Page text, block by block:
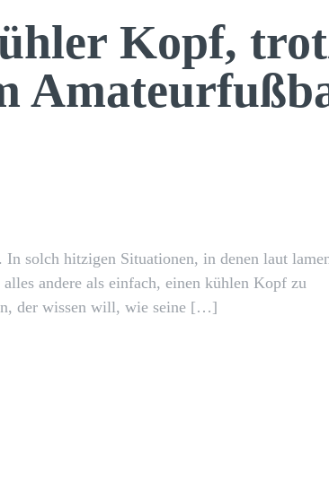
Kopf,
solch hitzigen Situationen, in denen laut
andere als einfach, einen kühlen Kopf zu
der wissen will, wie seine […]